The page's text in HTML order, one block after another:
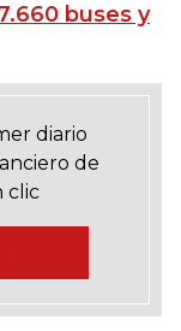
buses y
diario
de
clic